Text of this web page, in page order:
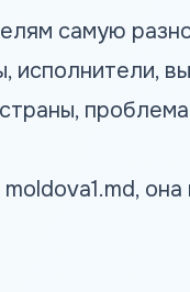
самую
исполнители,
moldova1.md, она